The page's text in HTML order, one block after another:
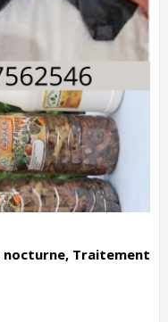
nocturne, Traitement